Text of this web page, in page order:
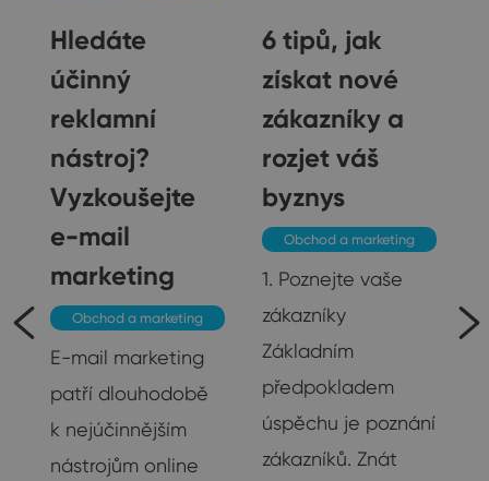
Hledáte
účinný
reklamní
nástroj?
Vyzkoušejte
e-mail
marketing
Obchod a marketing
E-mail marketing
patří dlouhodobě
k nejúčinnějším
nástrojům online
6 tipů, jak
získat nové
zákazníky a
rozjet váš
byznys
Obchod a marketing
1. Poznejte vaše
zákazníky
Základním
předpokladem
úspěchu je poznání
zákazníků. Znát